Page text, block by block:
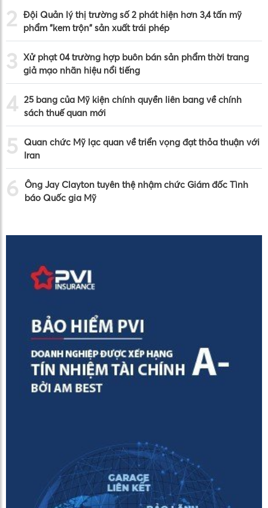
2 Đội Quản lý thị trường số 2 phát hiện hơn 3,4 tấn mỹ
phẩm "kem trộn" sản xuất trái phép
3 Xử phạt 04 trường hợp buôn bán sản phẩm thời trang
giả mạo nhãn hiệu nổi tiếng
4 25 bang của Mỹ kiện chính quyền liên bang về chính
sách thuế quan mới
5
Quan chức Mỹ lạc quan về triển vọng đạt thỏa thuận với
Iran
6
Ông Jay Clayton tuyên thệ nhậm chức Giám đốc Tình
báo Quốc gia Mỹ